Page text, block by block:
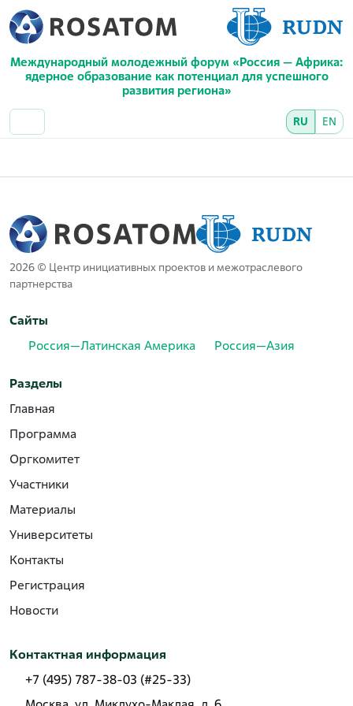
Международный молодежный форум «Россия — Африка:
ядерное образование как потенциал для успешного
развития региона»
RU EN
2026 © Центр инициативных проектов и межотраслевого
партнерства
Сайты
Россия—Латинская Америка
Россия—Азия
Разделы
Главная
Программа
Оргкомитет
Участники
Материалы
Университеты
Контакты
Регистрация
Новости
Контактная информация
+7 (495) 787-38-03 (#25-33)